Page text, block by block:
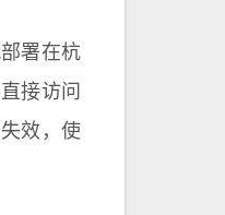
署在杭
接访问
效，使